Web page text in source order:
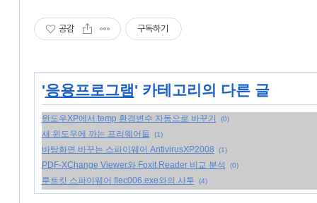
공감 구독하기
'응용프로그램' 카테고리의 다른 글
윈도우XP에서 temp 환경변수 자동으로 바꾸기 (0)
새 윈도우에 까는 프리웨어들 (1)
바탕화면 바꾸는 스파이웨어 AntivirusXP2008 (1)
PDF-XChange Viewer와 Foxit Reader 비교 분석 (0)
루트킷 스파이웨어 flec006.exe와의 사투 (4)